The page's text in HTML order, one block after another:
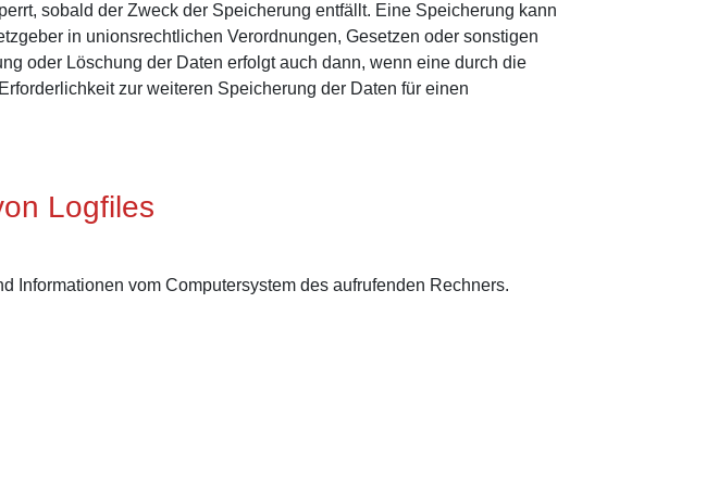
sobald der Zweck der Speicherung entfällt. Eine Speicherung kann
in unionsrechtlichen Verordnungen, Gesetzen oder sonstigen
oder Löschung der Daten erfolgt auch dann, wenn eine durch die
zur weiteren Speicherung der Daten für einen
Logfiles
Informationen vom Computersystem des aufrufenden Rechners.